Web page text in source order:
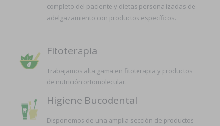
completo del paciente y dietas personalizadas de
adelgazamiento con productos específicos.
Fitoterapia
Trabajamos alta gama en fitoterapia y productos
de nutrición ortomolecular.
Higiene Bucodental
Disponemos de una amplia sección de productos